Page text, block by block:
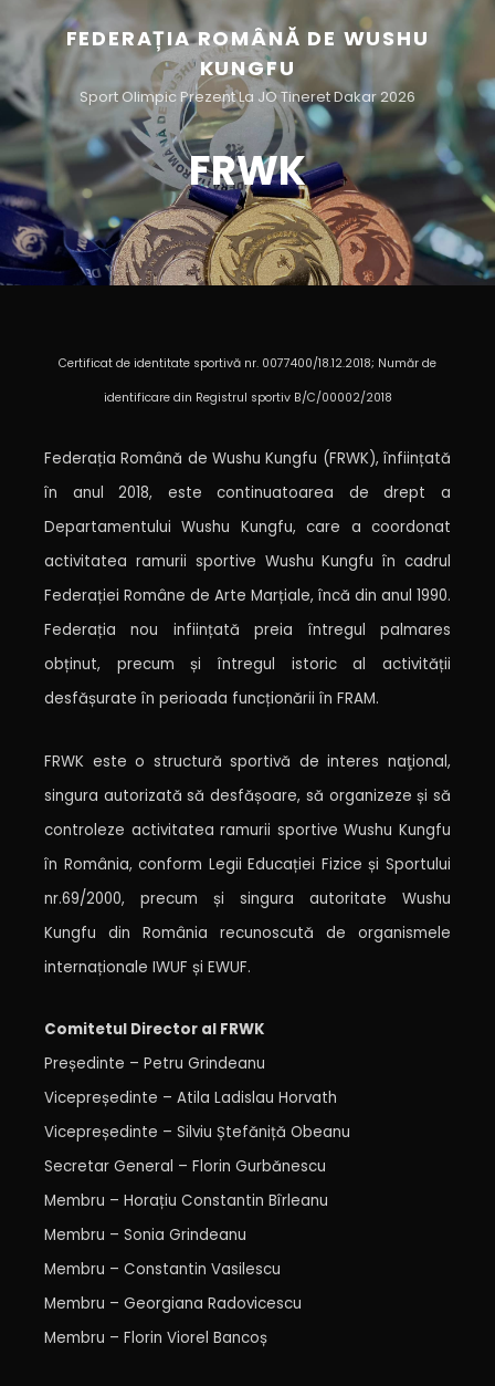
FEDERAȚIA ROMÂNĂ DE WUSHU
KUNGFU
Sport Olimpic Prezent La JO Tineret Dakar 2026
FRWK
Certificat de identitate sportivă nr. 0077400/18.12.2018; Număr de
identificare din Registrul sportiv B/C/00002/2018
Federația Română de Wushu Kungfu (FRWK), înființată
în anul 2018, este continuatoarea de drept a
Departamentului Wushu Kungfu, care a coordonat
activitatea ramurii sportive Wushu Kungfu în cadrul
Federației Române de Arte Marțiale, încă din anul 1990.
Federația nou inființată preia întregul palmares
obținut, precum și întregul istoric al activității
desfășurate în perioada funcționării în FRAM.
FRWK este o structură sportivă de interes naţional,
singura autorizată să desfășoare, să organizeze și să
controleze activitatea ramurii sportive Wushu Kungfu
în România, conform Legii Educației Fizice și Sportului
nr.69/2000, precum și singura autoritate Wushu
Kungfu din România recunoscută de organismele
internaționale IWUF și EWUF.
Comitetul Director al FRWK
Președinte – Petru Grindeanu
Vicepreședinte – Atila Ladislau Horvath
Vicepreședinte – Silviu Ștefăniță Obeanu
Secretar General – Florin Gurbănescu
Membru – Horațiu Constantin Bîrleanu
Membru – Sonia Grindeanu
Membru – Constantin Vasilescu
Membru – Georgiana Radovicescu
Membru – Florin Viorel Bancoș